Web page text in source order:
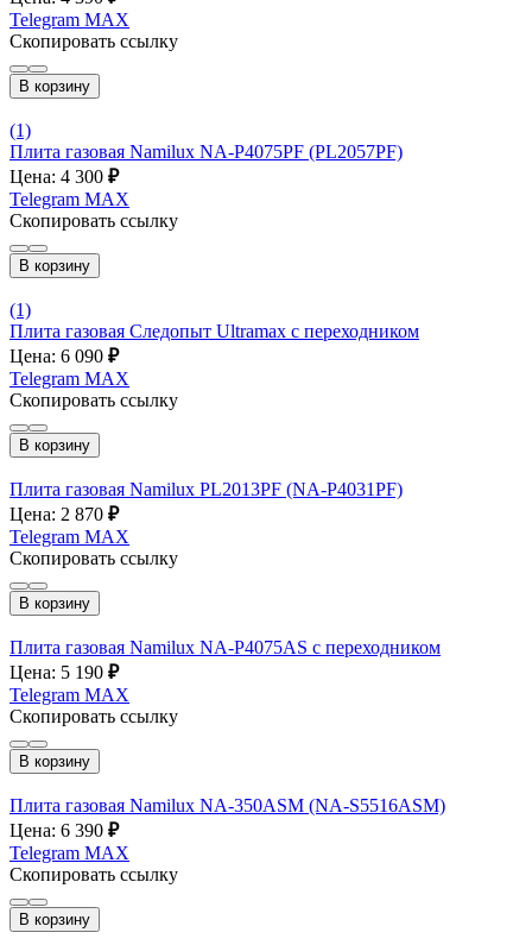
Telegram MAX
Скопировать ссылку
В корзину
(1)
Плита газовая Namilux NA-P4075PF (PL2057PF)
Цена: 4 300 ₽
Telegram MAX
Скопировать ссылку
В корзину
(1)
Плита газовая Следопыт Ultramax с переходником
Цена: 6 090 ₽
Telegram MAX
Скопировать ссылку
В корзину
Плита газовая Namilux PL2013PF (NA-P4031PF)
Цена: 2 870 ₽
Telegram MAX
Скопировать ссылку
В корзину
Плита газовая Namilux NA-P4075AS с переходником
Цена: 5 190 ₽
Telegram MAX
Скопировать ссылку
В корзину
Плита газовая Namilux NA-350ASM (NA-S5516ASM)
Цена: 6 390 ₽
Telegram MAX
Скопировать ссылку
В корзину